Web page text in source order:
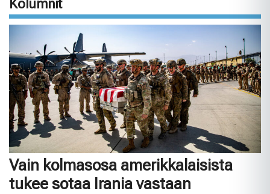
Kolumnit
Vain kolmasosa amerikkalaisista
tukee sotaa Irania vastaan